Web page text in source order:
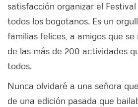
satisfacción organizar el
todos los bogotanos. Es un
familias felices, a amigos que
de las más de 200 actividades
todos.
Nunca olvidaré a una señora
de una edición pasada que